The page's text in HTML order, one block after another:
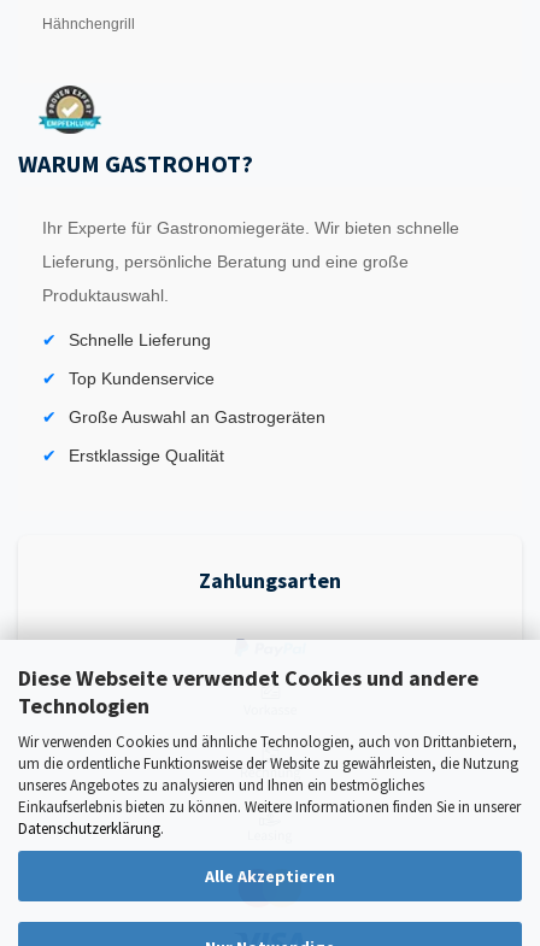
Diese Webseite verwendet Cookies und andere
Technologien
Wir verwenden Cookies und ähnliche Technologien, auch von Drittanbietern,
um die ordentliche Funktionsweise der Website zu gewährleisten, die Nutzung
unseres Angebotes zu analysieren und Ihnen ein bestmögliches
Einkaufserlebnis bieten zu können. Weitere Informationen finden Sie in unserer
Datenschutzerklärung.
Alle Akzeptieren
Hähnchengrill
WARUM GASTROHOT?
Ihr Experte für Gastronomiegeräte. Wir bieten schnelle
Lieferung, persönliche Beratung und eine große
Produktauswahl.
Schnelle Lieferung
Top Kundenservice
Große Auswahl an Gastrogeräten
Erstklassige Qualität
Zahlungsarten